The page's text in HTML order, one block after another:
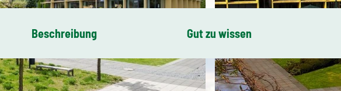
Beschreibung Gut zu wissen